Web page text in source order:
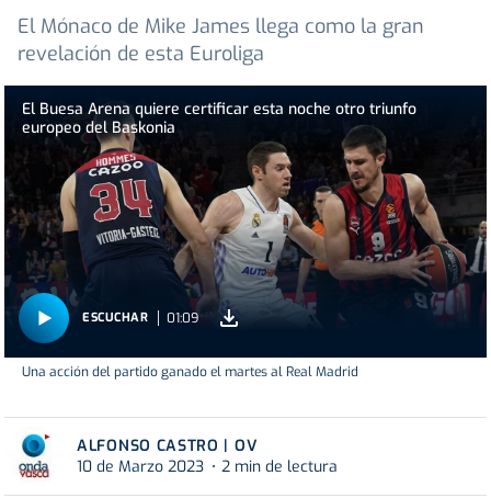
El Mónaco de Mike James llega como la gran
revelación de esta Euroliga
El Buesa Arena quiere certificar esta noche otro triunfo
europeo del Baskonia
ESCUCHAR 01:09
Una acción del partido ganado el martes al Real Madrid
ALFONSO CASTRO | OV
10 de Marzo 2023
2 min de lectura